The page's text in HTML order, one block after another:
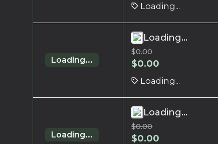
Loading...
Loading...
Loading...
$0.00
$0.00
Loading...
Loading...
Loading...
$0.00
$0.00